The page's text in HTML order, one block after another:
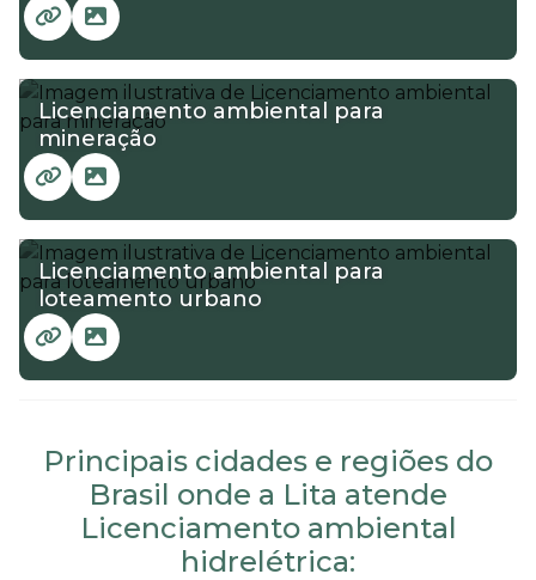
Licenciamento ambiental para
mineração
Licenciamento ambiental para
loteamento urbano
Principais cidades e regiões do
Brasil onde a Lita atende
Licenciamento ambiental
hidrelétrica: